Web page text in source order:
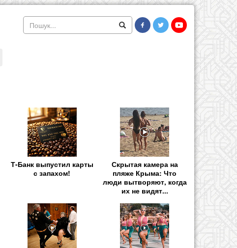
Т-Банк выпустил карты
с запахом!
Скрытая камера на
пляже Крыма: Что
люди вытворяют, когда
их не видят...